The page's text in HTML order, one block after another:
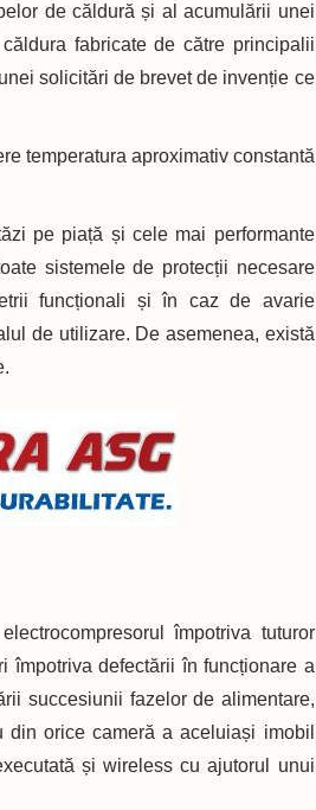
de căldură și al acumulării unei
fabricate de către principalii
solicitări de brevet de invenție ce
temperatura aproximativ constantă
pe piață și cele mai performante
sistemele de protecții necesare
funcționali și în caz de avarie
de utilizare. De asemenea, există
împotriva tuturor
împotriva defectării în funcționare a
succesiunii fazelor de alimentare,
orice cameră a aceluiași imobil
și wireless cu ajutorul unui